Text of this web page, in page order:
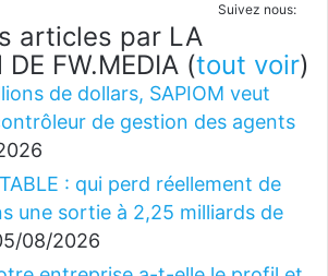
Suivez nous:
articles par LA
DE FW.MEDIA (tout voir)
de dollars, SAPIOM veut
de gestion des agents
: qui perd réellement de
une sortie à 2,25 milliards de
08/2026